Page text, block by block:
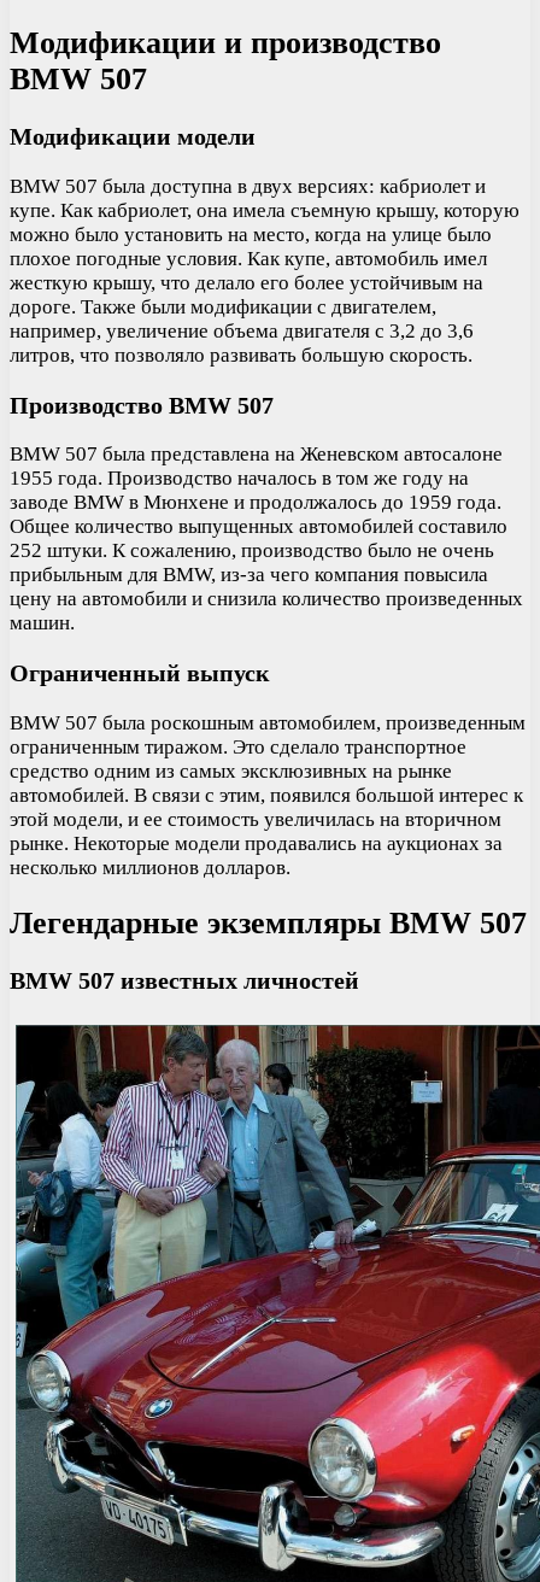
Модификации и производство
BMW 507
Модификации модели
BMW 507 была доступна в двух версиях: кабриолет и
купе. Как кабриолет, она имела съемную крышу, которую
можно было установить на место, когда на улице было
плохое погодные условия. Как купе, автомобиль имел
жесткую крышу, что делало его более устойчивым на
дороге. Также были модификации с двигателем,
например, увеличение объема двигателя с 3,2 до 3,6
литров, что позволяло развивать большую скорость.
Производство BMW 507
BMW 507 была представлена на Женевском автосалоне
1955 года. Производство началось в том же году на
заводе BMW в Мюнхене и продолжалось до 1959 года.
Общее количество выпущенных автомобилей составило
252 штуки. К сожалению, производство было не очень
прибыльным для BMW, из-за чего компания повысила
цену на автомобили и снизила количество произведенных
машин.
Ограниченный выпуск
BMW 507 была роскошным автомобилем, произведенным
ограниченным тиражом. Это сделало транспортное
средство одним из самых эксклюзивных на рынке
автомобилей. В связи с этим, появился большой интерес к
этой модели, и ее стоимость увеличилась на вторичном
рынке. Некоторые модели продавались на аукционах за
несколько миллионов долларов.
Легендарные экземпляры BMW 507
BMW 507 известных личностей